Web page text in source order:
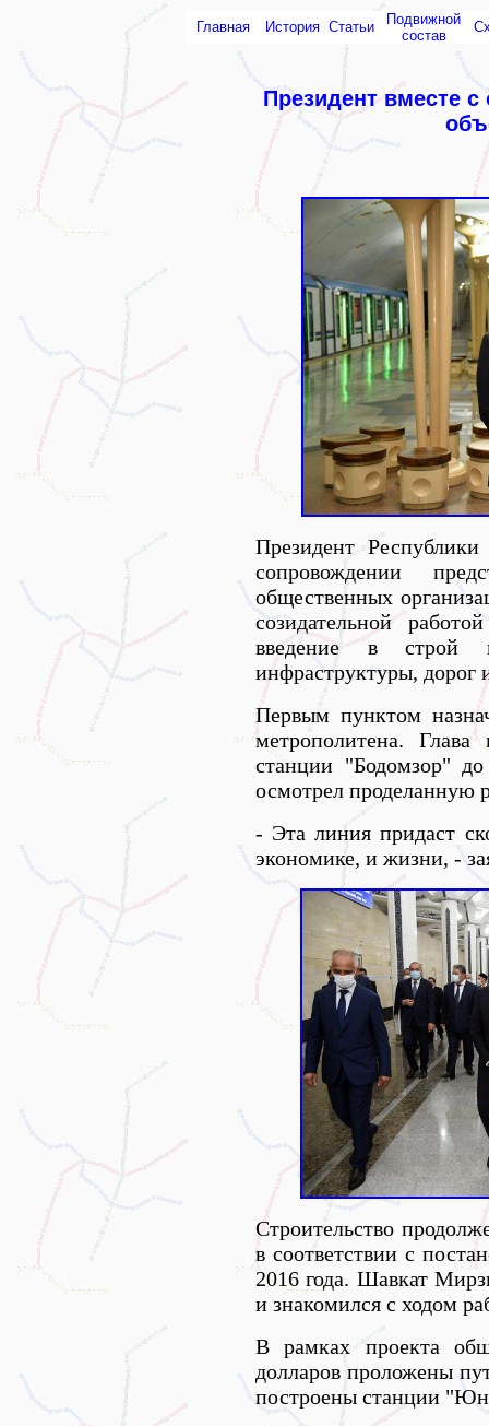
Главная История Статьи
Подвижной
состав
Президент вместе
Президент
сопровождении
общественных
созидательной
введение в строй
инфраструктуры, дорог
Первым пунктом
метрополитена. Глава
станции "Бодомзор"
осмотрел проделанную
- Эта линия придаст
экономике, и жизни, -
Строительство
в соответствии с
2016 года. Шавкат
и знакомился с ходом
В рамках проекта
долларов проложены
построены станции